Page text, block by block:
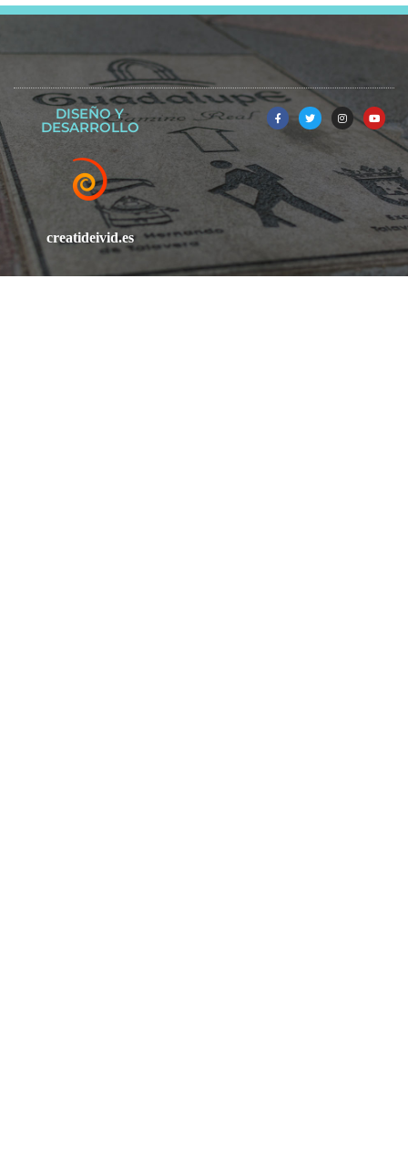
DISEÑO Y
DESARROLLO
creatideivid.es